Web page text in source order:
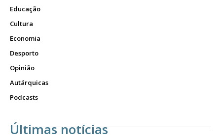
Educação
Cultura
Economia
Desporto
Opinião
Autárquicas
Podcasts
Últimas notícias